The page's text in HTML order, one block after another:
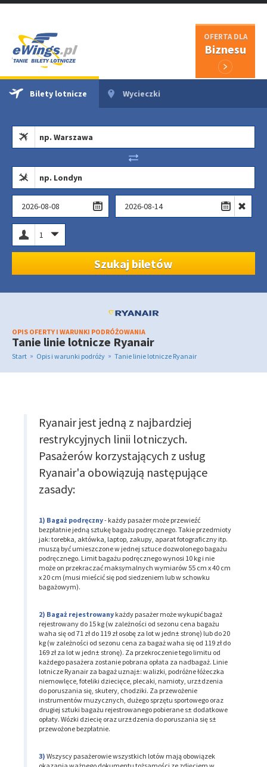
OFERTA DLA
Biznesu
Bilety lotnicze Wycieczki
OPIS OFERTY I WARUNKI PODRÓŻOWANIA
Tanie linie lotnicze Ryanair
Start » Opis i warunki podróży » Tanie linie lotnicze Ryanair
Ryanair jest jedną z najbardziej
restrykcyjnych linii lotniczych.
Pasażerów korzystających z usług
Ryanair'a obowiązują następujące
zasady:
Bagaż podręczny- każdy pasażer może przewieźć
bezpłatnie jedną sztukę bagażu podręcznego. Takie przedmioty
jak: torebka, aktówka, laptop, zakupy, aparat fotograficzny itp.
muszą być umieszczone w jednej sztuce dozwolonego bagażu
podręcznego. Limit bagażu podręcznego wynosi 10 kg i nie
może on przekraczać maksymalnych wymiarów 55 cm x 40 cm
x 20 cm (musi mieścić się pod siedzeniem lub w schowku
bagażowym).
Bagaż rejestrowany każdy pasażer może wykupić bagaż
rejestrowany do 15 kg (w zależności od sezonu cena bagażu
waha się od 71 zł do 119 zł osobę za lot w jedn± stronę) lub do 20
kg (w zależności od sezonu cena za bagaż waha się od 119 zł do
169 zł za lot w jedn± stronę). Za przekroczenie tego limitu od
każdego pasażera zostanie pobrana opłata za nadbagaż. Linie
lotnicze Ryanair za bagaż uznaj±: walizki, podróżne łóżeczka
niemowlęce, foteliki dziecięce, plecaki, namioty, urz±dzenia
do poruszania się, skutery, chodziki. Za przewożenie
instrumentów muzycznych, dużego sprzętu sportowego oraz
drugiej sztuki bagażu rejestrowanego pobierane s± dodatkowe
opłaty. Wózki dziecię oraz urz±dzenia do poruszania się s±
przewożone bezpłatnie.
Wszyscy pasażerowie wszystkich lotów mają obowiązek